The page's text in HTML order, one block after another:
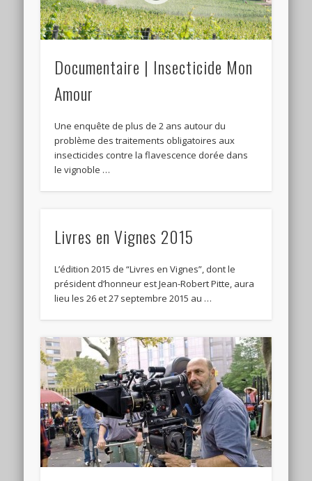
Documentaire | Insecticide Mon
Amour
Une enquête de plus de 2 ans autour du
problème des traitements obligatoires aux
insecticides contre la flavescence dorée dans
le vignoble …
Livres en Vignes 2015
L’édition 2015 de “Livres en Vignes”, dont le
président d’honneur est Jean-Robert Pitte, aura
lieu les 26 et 27 septembre 2015 au …